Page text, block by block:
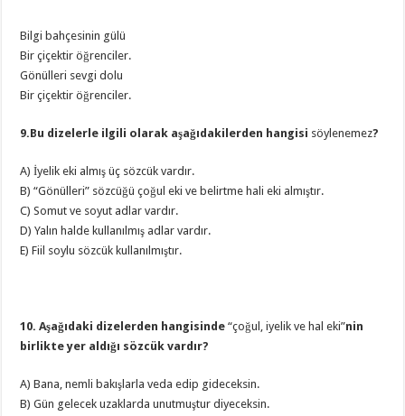
Bilgi bahçesinin gülü
Bir çiçektir öğrenciler.
Gönülleri sevgi dolu
Bir çiçektir öğrenciler.
9.Bu dizelerle ilgili olarak aşağıdakilerden hangisi söylenemez?
A) İyelik eki almış üç sözcük vardır.
B) “Gönülleri” sözcüğü çoğul eki ve belirtme hali eki almıştır.
C) Somut ve soyut adlar vardır.
D) Yalın halde kullanılmış adlar vardır.
E) Fiil soylu sözcük kullanılmıştır.
10. Aşağıdaki dizelerden hangisinde “çoğul, iyelik ve hal eki”nin
birlikte yer aldığı sözcük vardır?
A) Bana, nemli bakışlarla veda edip gideceksin.
B) Gün gelecek uzaklarda unutmuştur diyeceksin.